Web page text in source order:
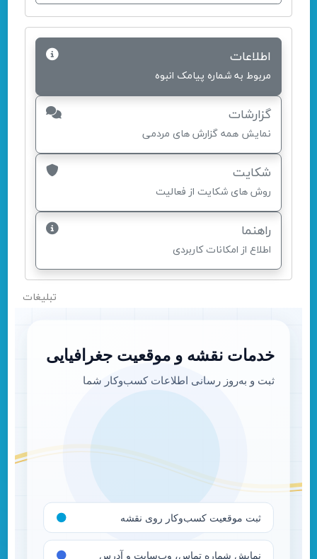
اطلاعات
مربوط به شماره پیامک انبوه
گزارشات
نمایش همه گزارش های مردمی
شکایت
روش های شکایت از فعالیت
راهنما
اطلاع از امکانات کاربردی